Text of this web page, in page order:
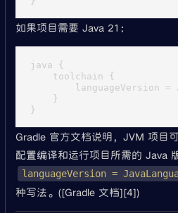
如果项目需要 Java 21：
java {
    toolchain {
languageVersion =
    }
Gradle 官方文档说明，JVM 项目
配置编译和运行项目所需的 Java
languageVersion =
种写法。([Gradle 文档][4])